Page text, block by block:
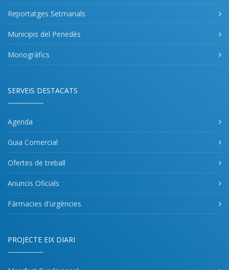
Reportatges Setmanals
Municipis del Penedès
Monogràfics
SERVEIS DESTACATS
Agenda
Guia Comercial
Ofertes de treball
Anuncis Oficials
Fàrmacies d'urgències
PROJECTE EIX DIARI